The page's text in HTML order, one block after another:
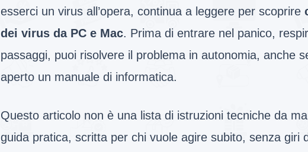
esserci un virus all’opera, continua a leggere per scoprire
dei virus da PC e Mac. Prima di entrare nel panico,
passaggi, puoi risolvere il problema in autonomia, anche
aperto un manuale di informatica.
Questo articolo non è una lista di istruzioni tecniche da
guida pratica, scritta per chi vuole agire subito, senza giri